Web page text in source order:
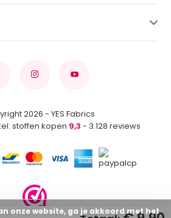
2026 - YES Fabrics
stoffen kopen 9,3 - 3.128 reviews
onze website, ga je akkoord met het